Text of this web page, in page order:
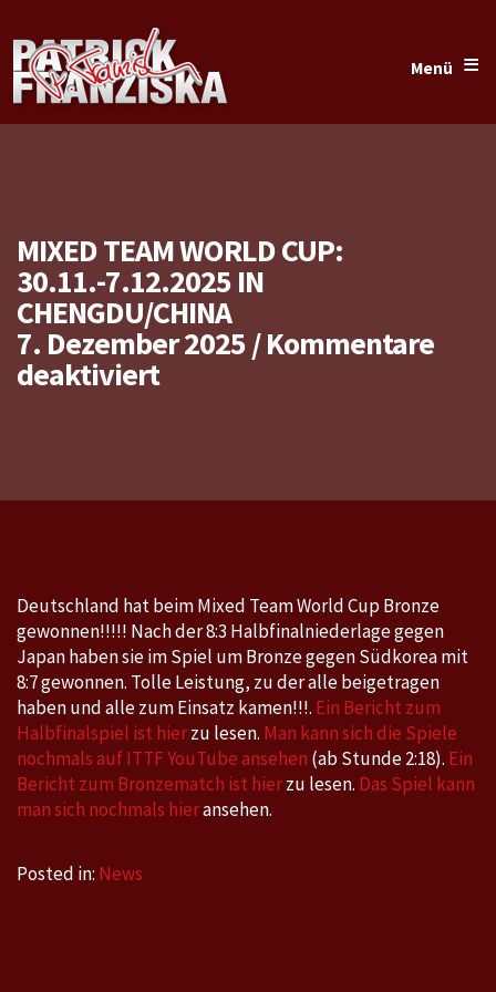
Menü ≡
MIXED TEAM WORLD CUP:
30.11.-7.12.2025 IN
CHENGDU/CHINA
7. Dezember 2025/Kommentare
deaktiviertfür
Cup:
Chengdu/China
Deutschland hat beim Mixed Team World Cup Bronze
gewonnen!!!!! Nach der 8:3 Halbfinalniederlage gegen
Japan haben sie im Spiel um Bronze gegen Südkorea mit
8:7 gewonnen. Tolle Leistung, zu der alle beigetragen
haben und alle zum Einsatz kamen!!!. Ein Bericht zum
Halbfinalspiel ist hierzu lesen. Man kann sich die Spiele
nochmals auf ITTF YouTube ansehen (ab Stunde 2:18). Ein
Bericht zum Bronzematch ist hierzu lesen. Das Spiel kann
man sich nochmals hieransehen.
Posted in: News